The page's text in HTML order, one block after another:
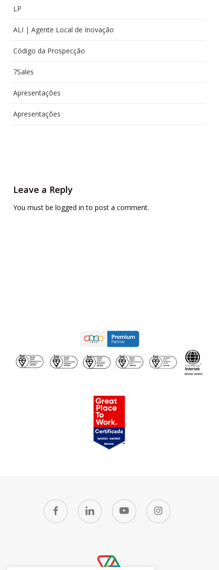
LP
ALI | Agente Local de Inovação
Código da Prospecção
7Sales
Apresentações
Apresentações
Leave a Reply
You must be logged in to post a comment.
facebook linkedin youtube instagram